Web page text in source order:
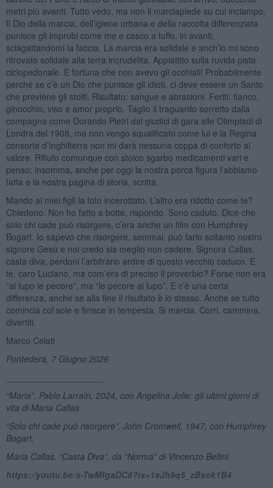
metri più avanti. Tutto vedo, ma non il marciapiede su cui inciampo.
Il Dio della marcia, dell’igiene urbana e della raccolta differenziata
punisce gli improbi come me e casco a tuffo, in avanti,
sciagattandomi la faccia. La marcia era solidale e anch’io mi sono
ritrovato solidale alla terra incrudelita. Appiattito sulla ruvida pista
ciclopedonale. E fortuna che non avevo gli occhiali! Probabilmente
perché se c’è un Dio che punisce gli idioti, ci deve essere un Santo
che previene gli stolti. Risultato: sangue e abrasioni. Feriti: fianco,
ginocchio, viso e amor proprio. Taglio il traguardo sorretto dalla
compagna come Dorando Pietri dai giudici di gara alle Olimpiadi di
Londra del 1908, ma non vengo squalificato come lui e la Regina
consorte d’Inghilterra non mi darà nessuna coppa di conforto al
valore. Rifiuto comunque con stoico sgarbo medicamenti vari e
penso: insomma, anche per oggi la nostra porca figura l’abbiamo
fatta e la nostra pagina di storia, scritta.
Mando ai miei figli la foto incerottato. L’altro era ridotto come te?
Chiedono. Non ho fatto a botte, rispondo. Sono caduto. Dice che
solo chi cade può risorgere, c’era anche un film con Humphrey
Bogart. Io sapevo che risorgere, semmai, può farlo soltanto nostro
signore Gesù e noi credo sia meglio non cadere. Signora Callas,
casta diva, perdoni l’arbitrario ardire di questo vecchio caduco. E
te, caro Luciano, ma com’era di preciso il proverbio? Forse non era
“al lupo le pecore”, ma “le pecore al lupo”. E c’è una certa
differenza, anche se alla fine il risultato è lo stesso. Anche se tutto
comincia col sole e finisce in tempesta. Si marcia. Corri. cammina,
divertiti.
Marco Celati
Pontedera, 7 Giugno 2026
“Maria”, Pablo Larraín, 2024, con Angelina Jolie: gli ultimi giorni di
vita di Maria Callas.
“Solo chi cade può risorgere”, John Cromwell, 1947, con Humphrey
Bogart.
Maria Callas, “Casta Diva”, da “Norma” di Vincenzo Bellini
https://youtu.be/s-TwMfgaDC8?is=1aJh9q5_zBsok1B4